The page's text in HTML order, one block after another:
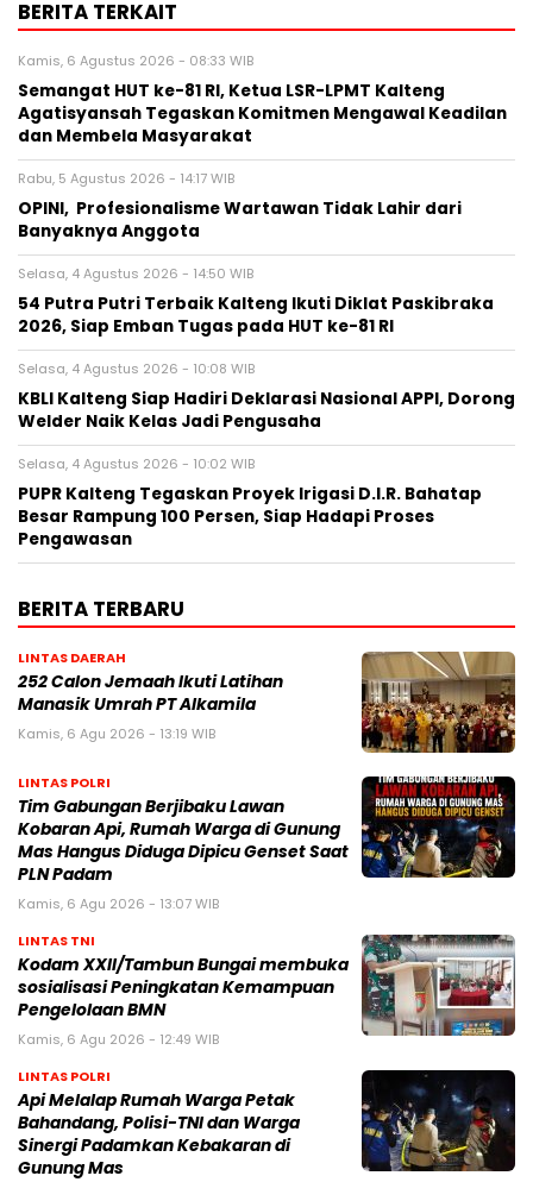
BERITA TERKAIT
Kamis, 6 Agustus 2026 - 08:33 WIB
Semangat HUT ke-81 RI, Ketua LSR-LPMT Kalteng
Agatisyansah Tegaskan Komitmen Mengawal Keadilan
dan Membela Masyarakat
Rabu, 5 Agustus 2026 - 14:17 WIB
OPINI, Profesionalisme Wartawan Tidak Lahir dari
Banyaknya Anggota
Selasa, 4 Agustus 2026 - 14:50 WIB
54 Putra Putri Terbaik Kalteng Ikuti Diklat Paskibraka
2026, Siap Emban Tugas pada HUT ke-81 RI
Selasa, 4 Agustus 2026 - 10:08 WIB
KBLI Kalteng Siap Hadiri Deklarasi Nasional APPI, Dorong
Welder Naik Kelas Jadi Pengusaha
Selasa, 4 Agustus 2026 - 10:02 WIB
PUPR Kalteng Tegaskan Proyek Irigasi D.I.R. Bahatap
Besar Rampung 100 Persen, Siap Hadapi Proses
Pengawasan
BERITA TERBARU
LINTAS DAERAH
252 Calon Jemaah Ikuti Latihan
Manasik Umrah PT Alkamila
Kamis, 6 Agu 2026 - 13:19 WIB
LINTAS POLRI
Tim Gabungan Berjibaku Lawan
Kobaran Api, Rumah Warga di Gunung
Mas Hangus Diduga Dipicu Genset Saat
PLN Padam
Kamis, 6 Agu 2026 - 13:07 WIB
LINTAS TNI
Kodam XXII/Tambun Bungai membuka
sosialisasi Peningkatan Kemampuan
Pengelolaan BMN
Kamis, 6 Agu 2026 - 12:49 WIB
LINTAS POLRI
Api Melalap Rumah Warga Petak
Bahandang, Polisi-TNI dan Warga
Sinergi Padamkan Kebakaran di
Gunung Mas